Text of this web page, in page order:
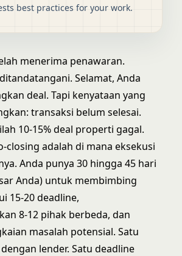
best practices for your work.
menerima penawaran.
Selamat, Anda
deal. Tapi kenyataan yang
transaksi belum selesai.
10-15% deal properti gagal.
closing adalah di mana eksekusi
Anda punya 30 hingga 45 hari
Anda) untuk membimbing
15-20 deadline,
8-12 pihak berbeda, dan
masalah potensial. Satu
lender. Satu deadline